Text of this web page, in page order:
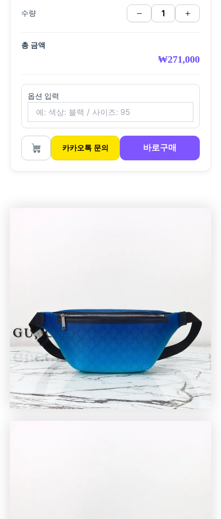
수량 − +
총 금액
₩271,000
옵션 입력
카카오톡 문의 바로구매